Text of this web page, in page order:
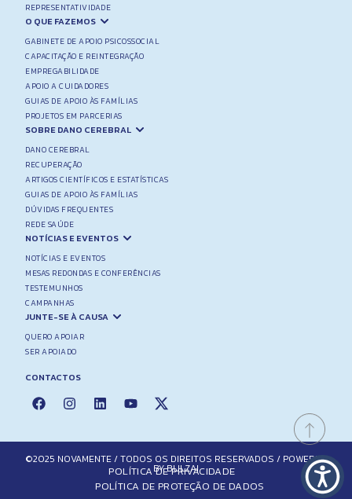
REPRESENTATIVIDADE
O QUE FAZEMOS
GABINETE DE APOIO PSICOSSOCIAL
CAPACITAÇÃO E REINTEGRAÇÃO
EMPREGABILIDADE
APOIO A CUIDADORES
GUIAS DE APOIO ÀS FAMÍLIAS
PROJETOS EM PARCERIAS
SOBRE DANO CEREBRAL
DANO CEREBRAL
RECUPERAÇÃO
ARTIGOS CIENTÍFICOS E ESTATÍSTICAS
GUIAS DE APOIO ÀS FAMÍLIAS
DÚVIDAS FREQUENTES
REDE SAÚDE
NOTÍCIAS E EVENTOS
NOTÍCIAS E EVENTOS
MESAS REDONDAS E CONFERÊNCIAS
TESTEMUNHOS
CAMPANHAS
JUNTE-SE À CAUSA
QUERO APOIAR
SER APOIADO
CONTACTOS
©2025 NOVAMENTE / TODOS OS DIREITOS RESERVADOS / POWERED
BY BULZAI
POLÍTICA DE PRIVACIDADE
POLÍTICA DE PROTEÇÃO DE DADOS